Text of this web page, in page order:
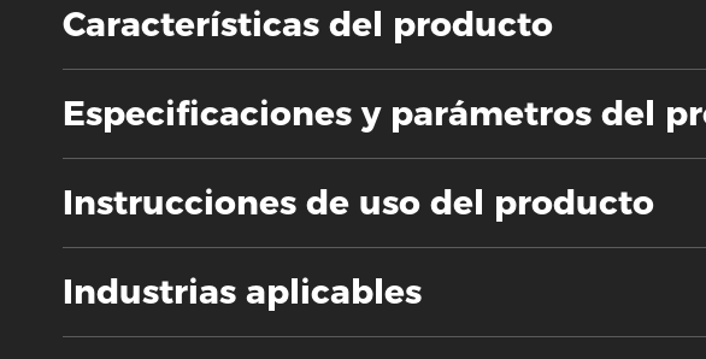
Características del producto
Especificaciones y parámetros del
Instrucciones de uso del producto
Industrias aplicables